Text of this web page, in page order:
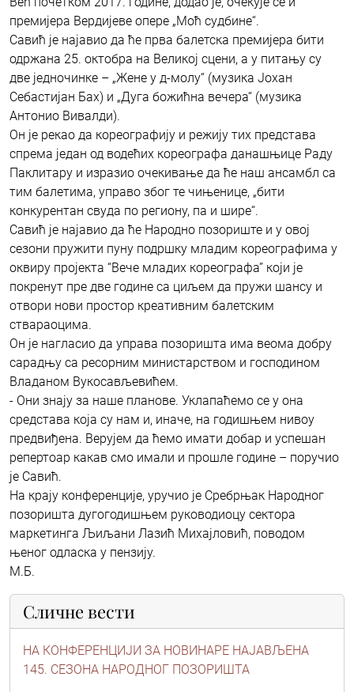
премијера Вердијеве опере „Моћ судбине“.
Савић је најавио да ће прва балетска премијера бити
одржана 25. октобра на Великој сцени, а у питању су
две једночинке – „Жене у д-молу“ (музика Јохан
Себастијан Бах) и „Дуга божићна вечера“ (музика
Антонио Вивалди).
Он је рекао да кореографију и режију тих представа
спрема један од водећих кореографа данашњице Раду
Паклитару и изразио очекивање да ће наш ансамбл са
тим балетима, управо због те чињенице, „бити
конкурентан свуда по региону, па и шире“.
Савић је најавио да ће Народно позориште и у овој
сезони пружити пуну подршку младим кореографима у
оквиру пројекта “Вече младих кореографа” који је
покренут пре две године са циљем да пружи шансу и
отвори нови простор креативним балетским
ствараоцима.
Он је нагласио да управа позоришта има веома добру
сарадњу са ресорним министарством и гoсподином
Владаном Вукосављевићем.
- Они знају за наше планове. Уклапаћемо се у она
средстава која су нам и, иначе, на годишњем нивоу
предвиђена. Верујем да ћемо имати добар и успешан
репертоар какав смо имали и прошле године – поручио
је Савић.
На крају конференције, уручио је Сребрњак Народног
позоришта дугогодишњем руководиоцу сектора
маркетинга Љиљани Лазић Михајловић, поводом
њеног одласка у пензију.
М.Б.
Сличне вести
НА КОНФЕРЕНЦИЈИ ЗА НОВИНАРЕ НАЈАВЉЕНА
145. СЕЗОНА НАРОДНОГ ПОЗОРИШТА